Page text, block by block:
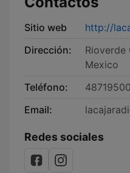
Sitio web
http://
Dirección:
Rioverde
Mexico
Teléfono:
Email:
Redes sociales